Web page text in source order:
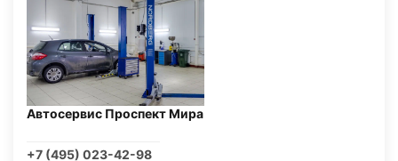
Автосервис Проспект Мира
+7 (495) 023-42-98